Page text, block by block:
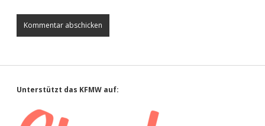
Sidebar
Unterstützt das KFMW auf: